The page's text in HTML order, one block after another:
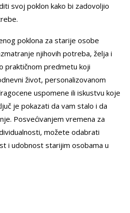
svoj poklon kako bi zadovoljio
poklona za starije osobe
njihovih potreba, želja i
praktičnom predmetu koji
život, personalizovanom
uspomene ili iskustvu koje
je pokazati da vam stalo i da
Posvećivanjem vremena za
možete odabrati
i udobnost starijim osobama u